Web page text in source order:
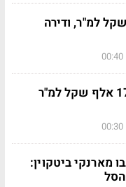
יוסף: 33,700 שקל למ"ר, ודירה
00:40
יד אליהו: פער של 17 אלף שקל למ"ר
00:30
מארנקי ביטקוין: